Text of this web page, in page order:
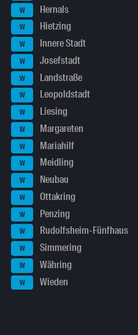
W Hernals
W Hietzing
W Innere Stadt
W Josefstadt
W Landstraße
W Leopoldstadt
W Liesing
W Margareten
W Mariahilf
W Meidling
W Neubau
W Ottakring
W Penzing
W Rudolfsheim-Fünfhaus
W Simmering
W Währing
W Wieden